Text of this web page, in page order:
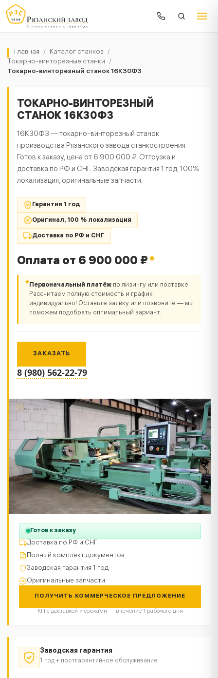
Главная / Каталог станков /
Токарно-винторезные станки /
Токарно-винторезный станок 16К30Ф3
ТОКАРНО-ВИНТОРЕЗНЫЙ
СТАНОК 16К30Ф3
16К30Ф3 — токарно-винторезный станок
производства Рязанского завода станкостроения.
Готов к заказу, цена от 6 900 000 ₽. Отгрузка и
доставка по РФ и СНГ. Заводская гарантия 1 год, 100%
локализация, оригинальные запчасти.
Гарантия 1 год
Оригинал, 100 % локализация
Доставка по РФ и СНГ
Оплата от 6 900 000 ₽*
*Первоначальный платёж по лизингу или поставке.
Рассчитаем полную стоимость и график
индивидуально! Оставьте заявку или позвоните — мы
поможем подобрать оптимальный вариант.
ЗАКАЗАТЬ
8 (980) 562-22-79
Готов к заказу
Доставка по РФ и СНГ
Полный комплект документов
Заводская гарантия 1 год
Оригинальные запчасти
ПОЛУЧИТЬ КОММЕРЧЕСКОЕ ПРЕДЛОЖЕНИЕ
КП с доставкой и сроками — в течение 1 рабочего дня
Заводская гарантия
1 год + постгарантийное обслуживание